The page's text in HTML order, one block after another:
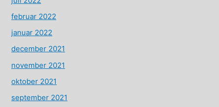
februar 2022
januar 2022
december 2021
november 2021
oktober 2021
september 2021